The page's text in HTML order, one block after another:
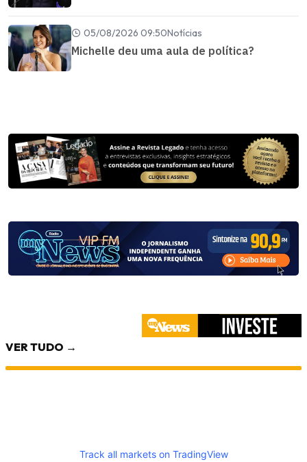
05/08/2026 09:50Notícias
Michelle deu uma aula de política?
VER TUDO →
Track all markets on TradingView